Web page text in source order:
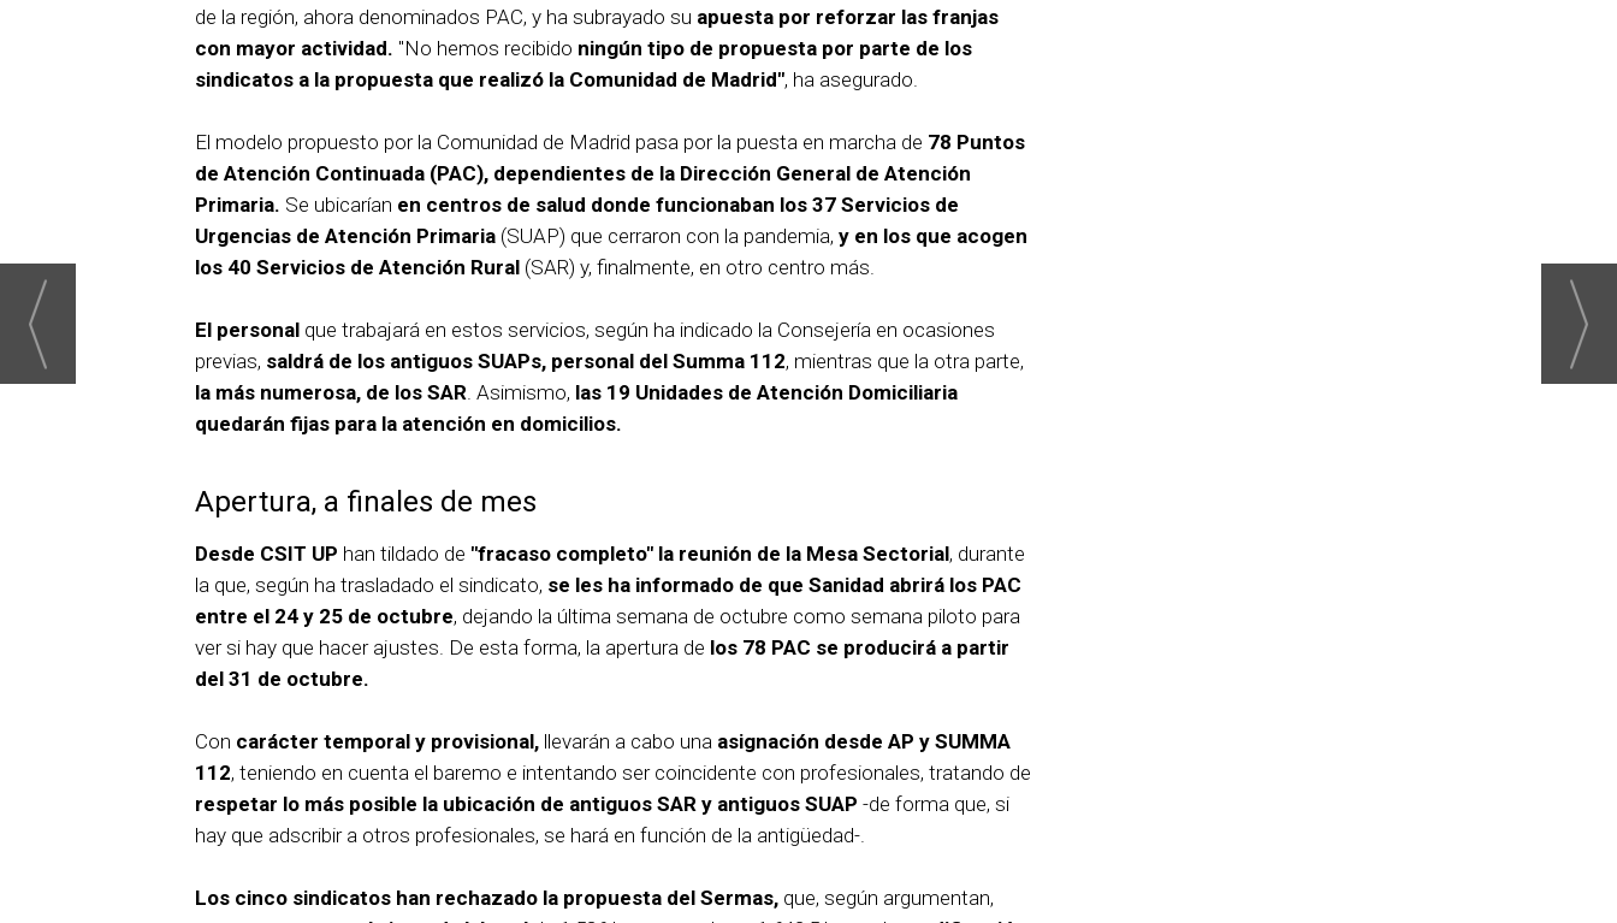
de la región, ahora denominados PAC, y ha subrayado su apuesta por reforzar las franjas
con mayor actividad. "No hemos recibido ningún tipo de propuesta por parte de los
sindicatos a la propuesta que realizó la Comunidad de Madrid", ha asegurado.
El modelo propuesto por la Comunidad de Madrid pasa por la puesta en marcha de 78 Puntos
de Atención Continuada (PAC), dependientes de la Dirección General de Atención
Primaria. Se ubicarían en centros de salud donde funcionaban los 37 Servicios de
Urgencias de Atención Primaria (SUAP) que cerraron con la pandemia, y en los que acogen
los 40 Servicios de Atención Rural (SAR) y, finalmente, en otro centro más.
El personal que trabajará en estos servicios, según ha indicado la Consejería en ocasiones
previas, saldrá de los antiguos SUAPs, personal del Summa 112, mientras que la otra parte,
la más numerosa, de los SAR. Asimismo, las 19 Unidades de Atención Domiciliaria
quedarán fijas para la atención en domicilios.
Apertura, a finales de mes
Desde CSIT UP han tildado de "fracaso completo" la reunión de la Mesa Sectorial, durante
la que, según ha trasladado el sindicato, se les ha informado de que Sanidad abrirá los PAC
entre el 24 y 25 de octubre, dejando la última semana de octubre como semana piloto para
ver si hay que hacer ajustes. De esta forma, la apertura de los 78 PAC se producirá a partir
del 31 de octubre.
Con carácter temporal y provisional, llevarán a cabo una asignación desde AP y SUMMA
112, teniendo en cuenta el baremo e intentando ser coincidente con profesionales, tratando de
respetar lo más posible la ubicación de antiguos SAR y antiguos SUAP -de forma que, si
hay que adscribir a otros profesionales, se hará en función de la antigüedad-.
Los cinco sindicatos han rechazado la propuesta del Sermas, que, según argumentan,